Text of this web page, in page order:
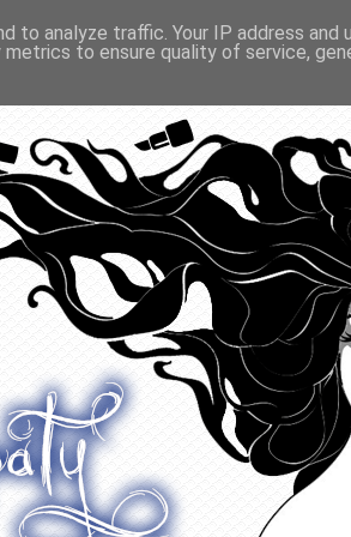
KONKURSY POLECANE
to analyze traffic. Your IP address and
to ensure quality of service,